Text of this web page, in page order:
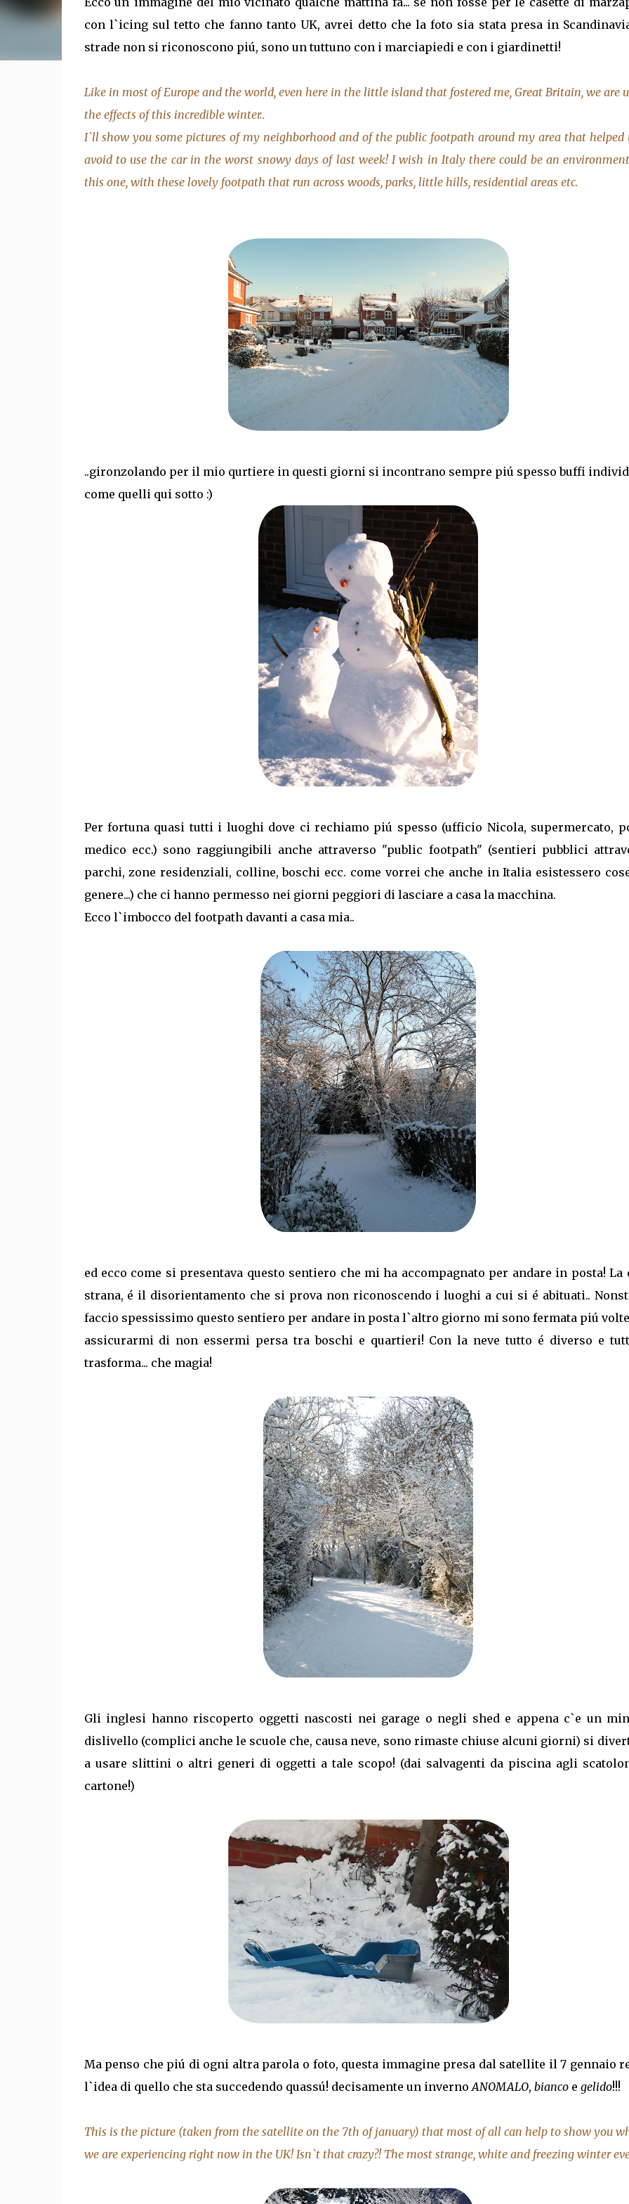
con l`icing sul tetto che fanno tanto UK, avrei detto che la foto sia stata presa in
strade non si riconoscono piú, sono un tuttuno con i marciapiedi e con i giardinetti!
Like in most of Europe and the world, even here in the little island that fostered me, Great Britain, we are
the effects of this incredible winter..
I`ll show you some pictures of my neighborhood and of the public footpath around my area that helped
avoid to use the car in the worst snowy days of last week! I wish in Italy there could be an
this one, with these lovely footpath that run across woods, parks, little hills, residential areas etc.
..gironzolando per il mio qurtiere in questi giorni si incontrano sempre piú spesso buffi
come quelli qui sotto :)
Per fortuna quasi tutti i luoghi dove ci rechiamo piú spesso (ufficio Nicola, supermercato,
medico ecc.) sono raggiungibili anche attraverso "public footpath" (sentieri pubblici
parchi, zone residenziali, colline, boschi ecc. come vorrei che anche in Italia esistessero
genere...) che ci hanno permesso nei giorni peggiori di lasciare a casa la macchina.
Ecco l`imbocco del footpath davanti a casa mia..
ed ecco come si presentava questo sentiero che mi ha accompagnato per andare in posta! La
strana, é il disorientamento che si prova non riconoscendo i luoghi a cui si é abituati..
faccio spessissimo questo sentiero per andare in posta l`altro giorno mi sono fermata piú
assicurarmi di non essermi persa tra boschi e quartieri! Con la neve tutto é diverso e
trasforma... che magia!
Gli inglesi hanno riscoperto oggetti nascosti nei garage o negli shed e appena c`e un
dislivello (complici anche le scuole che, causa neve, sono rimaste chiuse alcuni giorni) si
a usare slittini o altri generi di oggetti a tale scopo! (dai salvagenti da piscina agli
cartone!)
Ma penso che piú di ogni altra parola o foto, questa immagine presa dal satellite il 7 gennaio
l`idea di quello che sta succedendo quassú! decisamente un invernoANOMALO, biancoe gelido!!!
This is the picture (taken from the satellite on the 7th of january) that most of all can help to show you
we are experiencing right now in the UK! Isn`t that crazy?! The most strange, white and freezing winter